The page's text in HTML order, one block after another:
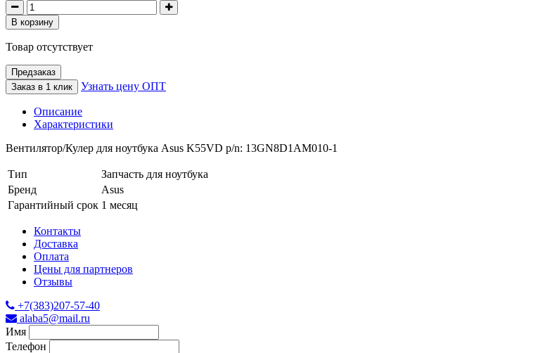
В корзину
Товар отсутствует
Предзаказ
Заказ в 1 клик
Узнать цену ОПТ
Описание
Характеристики
Вентилятор/Кулер для ноутбука Asus K55VD p/n: 13GN8D1AM010-1
Тип
Запчасть для ноутбука
Бренд
Asus
Гарантийный срок 1 месяц
Контакты
Доставка
Оплата
Цены для партнеров
Отзывы
+7(383)207-57-40
alaba5@mail.ru
Имя
Телефон